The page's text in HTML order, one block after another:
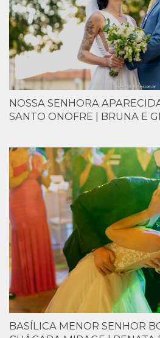
NOSSA SENHORA
SANTO ONOFRE | BRUNA E
BASÍLICA MENOR SENHOR